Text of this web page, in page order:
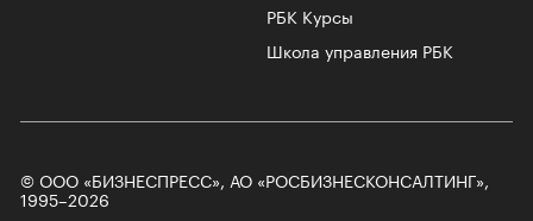
РБК Курсы
Школа управления РБК
© ООО «БИЗНЕСПРЕСС», АО «РОСБИЗНЕСКОНСАЛТИНГ»,
1995–2026